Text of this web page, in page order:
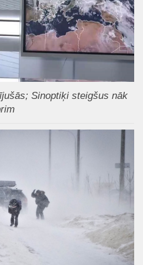
Sinoptiķi steigšus nāk